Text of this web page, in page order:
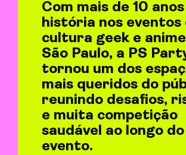
Com mais de 10
história nos eventos
cultura geek e
São Paulo, a PS
tornou um dos
mais queridos do
reunindo desafios,
e muita competição
saudável ao longo do
evento.